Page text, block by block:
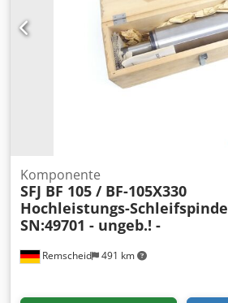
Remscheid 491 km
Komponente
SFJ BF 105 / BF-105X330
Hochleistungs-
SN:49701 - ungeb.! -